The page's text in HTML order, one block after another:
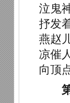
泣鬼
抒发
燕赵
凉催
向顶